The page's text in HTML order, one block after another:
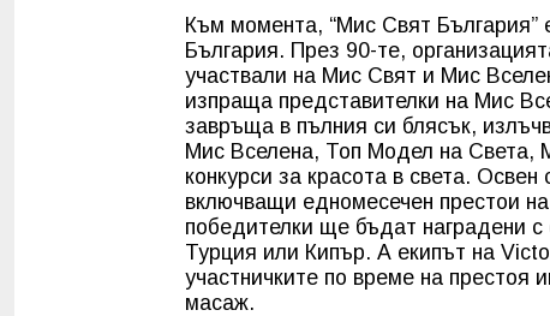
Към момента, “Мис Свят България”
България. През 90-те,
участвали на Мис Свят и Мис
изпраща представителки на Мис
завръща в пълния си блясък,
Мис Вселена, Топ Модел на Света,
конкурси за красота в света.
включващи едномесечен престои
победителки ще бъдат наградени
Турция или Кипър. А екипът на
участничките по време на престоя
масаж.